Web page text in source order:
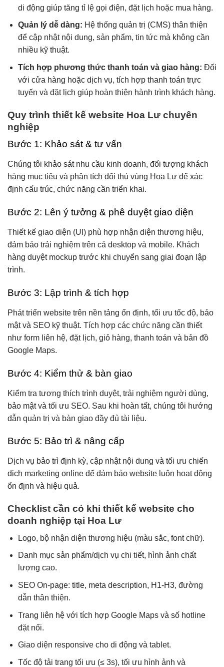
di động giúp tăng tỉ lệ gọi điện, đặt lịch hoặc mua hàng.
Quản lý dễ dàng: Hệ thống quản trị (CMS) thân thiện
để cập nhật nội dung, sản phẩm, tin tức mà không cần
nhiều kỹ thuật.
Tích hợp phương thức thanh toán và giao hàng: Đối
với cửa hàng hoặc dịch vụ, tích hợp thanh toán trực
tuyến và đặt lịch giúp hoàn thiện hành trình khách hàng.
Quy trình thiết kế website Hoa Lư chuyên
nghiệp
Bước 1: Khảo sát & tư vấn
Chúng tôi khảo sát nhu cầu kinh doanh, đối tượng khách
hàng mục tiêu và phân tích đối thủ vùng Hoa Lư để xác
định cấu trúc, chức năng cần triển khai.
Bước 2: Lên ý tưởng & phê duyệt giao diện
Thiết kế giao diện (UI) phù hợp nhận diện thương hiệu,
đảm bảo trải nghiệm trên cả desktop và mobile. Khách
hàng duyệt mockup trước khi chuyển sang giai đoạn lập
trình.
Bước 3: Lập trình & tích hợp
Phát triển website trên nền tảng ổn định, tối ưu tốc độ, bảo
mật và SEO kỹ thuật. Tích hợp các chức năng cần thiết
như form liên hệ, đặt lịch, giỏ hàng, thanh toán và bản đồ
Google Maps.
Bước 4: Kiểm thử & bàn giao
Kiểm tra tương thích trình duyệt, trải nghiệm người dùng,
bảo mật và tối ưu SEO. Sau khi hoàn tất, chúng tôi hướng
dẫn quản trị và bàn giao đầy đủ tài liệu.
Bước 5: Bảo trì & nâng cấp
Dịch vụ bảo trì định kỳ, cập nhật nội dung và tối ưu chiến
dịch marketing online để đảm bảo website luôn hoạt động
ổn định và hiệu quả.
Checklist cần có khi thiết kế website cho
doanh nghiệp tại Hoa Lư
Logo, bộ nhận diện thương hiệu (màu sắc, font chữ).
Danh mục sản phẩm/dịch vụ chi tiết, hình ảnh chất
lượng cao.
SEO On-page: title, meta description, H1-H3, đường
dẫn thân thiện.
Trang liên hệ với tích hợp Google Maps và số hotline
đặt nổi.
Giao diện responsive cho di động và tablet.
Tốc độ tải trang tối ưu (≤ 3s), tối ưu hình ảnh và